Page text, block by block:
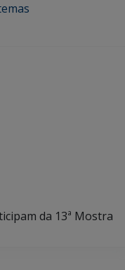
da 13ª Mostra